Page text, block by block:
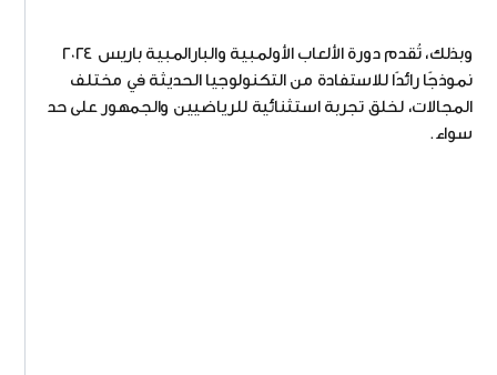
وبذلك، تُقدم دورة الألعاب الأولمبية والبارالمبية باريس ٢٠٢٤
نموذجًا رائدًا للاستفادة من التكنولوجيا الحديثة في مختلف
المجالات، لخلق تجربة استثنائية للرياضيين والجمهور على حد
سواء.